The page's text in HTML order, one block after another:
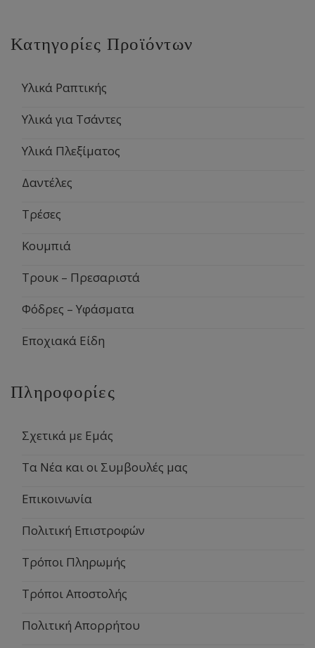
Κατηγορίες Προϊόντων
Υλικά Ραπτικής
Υλικά για Τσάντες
Υλικά Πλεξίματος
Δαντέλες
Τρέσες
Κουμπιά
Τρουκ – Πρεσαριστά
Φόδρες – Υφάσματα
Εποχιακά Είδη
Πληροφορίες
Σχετικά με Εμάς
Τα Νέα και οι Συμβουλές μας
Επικοινωνία
Πολιτική Επιστροφών
Τρόποι Πληρωμής
Τρόποι Αποστολής
Πολιτική Απορρήτου